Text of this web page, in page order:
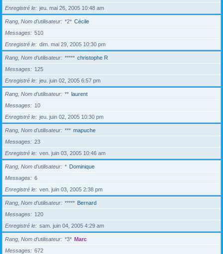
Enregistré le
jeu. mai 26, 2005 10:48 am
Rang, Nom d’utilisateur *2* Cécile
Messages
510
Enregistré le
dim. mai 29, 2005 10:30 pm
Rang, Nom d’utilisateur ***** christophe R
Messages
125
Enregistré le
jeu. juin 02, 2005 6:57 pm
Rang, Nom d’utilisateur ** laurent
Messages
10
Enregistré le
jeu. juin 02, 2005 10:30 pm
Rang, Nom d’utilisateur *** mapuche
Messages
23
Enregistré le
ven. juin 03, 2005 10:46 am
Rang, Nom d’utilisateur * Dominique
Messages
6
Enregistré le
ven. juin 03, 2005 2:38 pm
Rang, Nom d’utilisateur ***** Bernard
Messages
120
Enregistré le
sam. juin 04, 2005 4:29 am
Rang, Nom d’utilisateur *3* Marc
Messages
672